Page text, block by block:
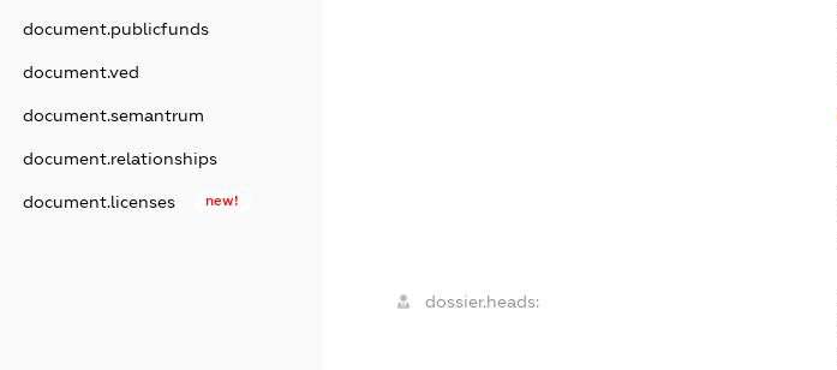
document.publicfunds
document.ved
document.semantrum
document.relationships
document.licenses new!
dossier.heads: